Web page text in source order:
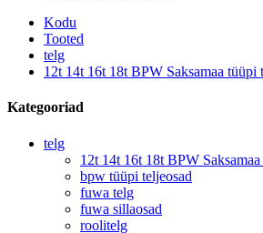
Kodu
Tooted
telg
12t 14t 16t 18t BPW Saksamaa tüüpi
Kategooriad
telg
12t 14t 16t 18t BPW
bpw tüüpi teljeosad
fuwa telg
fuwa sillaosad
roolitelg